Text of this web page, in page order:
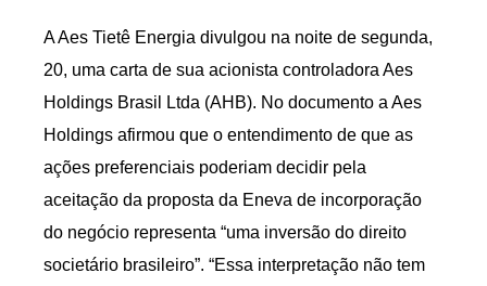
A Aes Tietê Energia divulgou na noite de segunda,
20, uma carta de sua acionista controladora Aes
Holdings Brasil Ltda (AHB). No documento a Aes
Holdings afirmou que o entendimento de que as
ações preferenciais poderiam decidir pela
aceitação da proposta da Eneva de incorporação
do negócio representa “uma inversão do direito
societário brasileiro”. “Essa interpretação não tem